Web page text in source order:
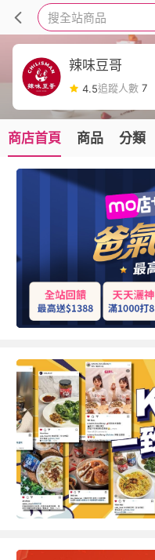
搜全站商品
辣味豆哥
4.5追蹤人數 7
商店首頁 商品 分類